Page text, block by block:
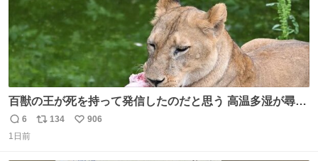
百獣の王が死を持って発信したのだと思う 高温多湿が尋常
でない日本の夏 どうか早急に飼育の環境を見直して 動物の
命を護ってください…と 治療中のライオンが助かりますよ
返
信
6
リ
134
い
906
1日前